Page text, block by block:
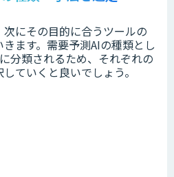
にその目的に合うツールの
ます。需要予測AIの種類とし
分類されるため、それぞれの
ていくと良いでしょう。